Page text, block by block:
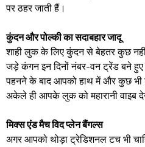
पर ठहर जाती हैं।
​कुंदन और पोल्की का सदाबहार जादू
​शाही लुक के लिए कुंदन से बेहतर कुछ
जड़े कंगन इन दिनों नंबर-वन ट्रेंड बने
पहनने के बाद आपको हाथ में और कुछ
अकेले ही आपके लुक को महारानी वाइब
​मिक्स एंड मैच विद प्लेन बैंगल्स
​अगर आपको थोड़ा ट्रेडिशनल टच भी